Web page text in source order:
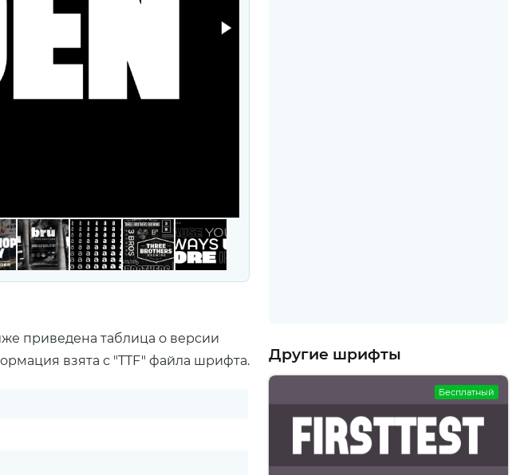
приведена таблица о версии
взята с "TTF" файла шрифта.
Другие шрифты
Бесплатный